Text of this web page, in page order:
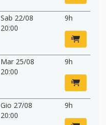
Sab 22/08
20:00
9h
Mar 25/08
20:00
9h
Gio 27/08
20:00
9h